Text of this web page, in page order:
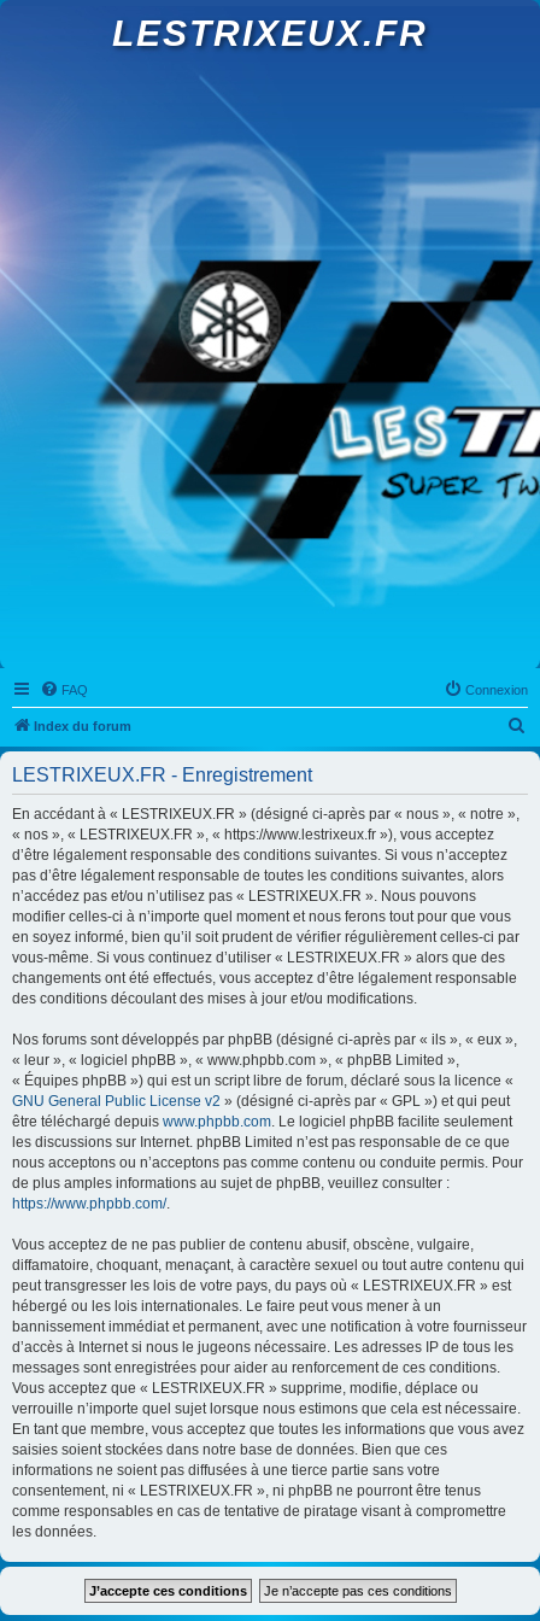
LESTRIXEUX.FR
FAQ Connexion
Index du forum
e
LESTRIXEUX.FR - Enregistrement
En accédant à « LESTRIXEUX.FR » (désigné ci-après par « nous », « notre »,
« nos », « LESTRIXEUX.FR », « https://www.lestrixeux.fr »), vous acceptez
d’être légalement responsable des conditions suivantes. Si vous n’acceptez
pas d’être légalement responsable de toutes les conditions suivantes, alors
n’accédez pas et/ou n’utilisez pas « LESTRIXEUX.FR ». Nous pouvons
modifier celles-ci à n’importe quel moment et nous ferons tout pour que vous
en soyez informé, bien qu’il soit prudent de vérifier régulièrement celles-ci par
vous-même. Si vous continuez d’utiliser « LESTRIXEUX.FR » alors que des
changements ont été effectués, vous acceptez d’être légalement responsable
des conditions découlant des mises à jour et/ou modifications.
Nos forums sont développés par phpBB (désigné ci-après par « ils », « eux »,
« leur », « logiciel phpBB », « www.phpbb.com », « phpBB Limited »,
« Équipes phpBB ») qui est un script libre de forum, déclaré sous la licence «
GNU General Public License v2 » (désigné ci-après par « GPL ») et qui peut
être téléchargé depuis www.phpbb.com. Le logiciel phpBB facilite seulement
les discussions sur Internet. phpBB Limited n’est pas responsable de ce que
nous acceptons ou n’acceptons pas comme contenu ou conduite permis. Pour
de plus amples informations au sujet de phpBB, veuillez consulter :
https://www.phpbb.com/.
Vous acceptez de ne pas publier de contenu abusif, obscène, vulgaire,
diffamatoire, choquant, menaçant, à caractère sexuel ou tout autre contenu qui
peut transgresser les lois de votre pays, du pays où « LESTRIXEUX.FR » est
hébergé ou les lois internationales. Le faire peut vous mener à un
bannissement immédiat et permanent, avec une notification à votre fournisseur
d’accès à Internet si nous le jugeons nécessaire. Les adresses IP de tous les
messages sont enregistrées pour aider au renforcement de ces conditions.
Vous acceptez que « LESTRIXEUX.FR » supprime, modifie, déplace ou
verrouille n’importe quel sujet lorsque nous estimons que cela est nécessaire.
En tant que membre, vous acceptez que toutes les informations que vous avez
saisies soient stockées dans notre base de données. Bien que ces
informations ne soient pas diffusées à une tierce partie sans votre
consentement, ni « LESTRIXEUX.FR », ni phpBB ne pourront être tenus
comme responsables en cas de tentative de piratage visant à compromettre
les données.